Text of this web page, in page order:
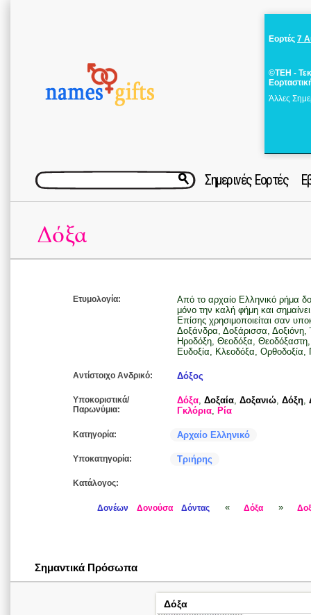
Εορτές 7
©ΤΕΗ -
Άλλες
Σημερινές Εορτές
Δόξα
Ετυμολογία:
Από το αρχαίο Ελληνικό ρήμα
μόνο την καλή φήμη και
Επίσης χρησιμοποιείται σαν
Δοξάνδρα, Δοξάρισσα,
Ηροδόξη, Θεοδόξα,
Ευδοξία, Κλεοδόξα,
Αντίστοιχο Ανδρικό: Δόξος
Υποκοριστικά/
Παρωνύμια:
Δόξα, Δοξαία, Δοξανιώ, Δόξη,
Γκλόρια, Ρία
Κατηγορία: Αρχαίο Ελληνικό
Υποκατηγορία: Τριήρης
Κατάλογος:
Δονέων Δονούσα Δόντας « Δόξα »
Σημαντικά Πρόσωπα
Δόξα